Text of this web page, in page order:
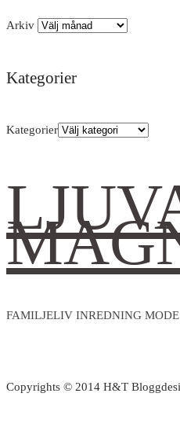
Arkiv
Kategorier
Kategorier
FAMILJELIV INREDNING MODE
Copyrights © 2014 H&T